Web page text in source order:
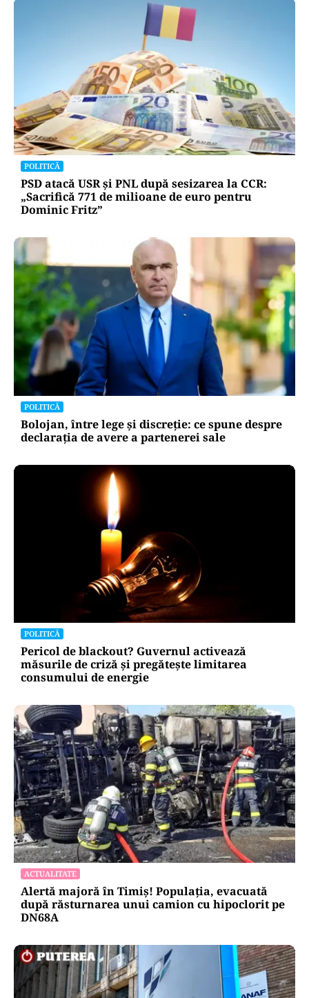
POLITICĂ
PSD atacă USR și PNL după sesizarea la CCR:
„Sacrifică 771 de milioane de euro pentru
Dominic Fritz”
POLITICĂ
Bolojan, între lege și discreție: ce spune despre
declarația de avere a partenerei sale
POLITICĂ
Pericol de blackout? Guvernul activează
măsurile de criză și pregătește limitarea
consumului de energie
ACTUALITATE
Alertă majoră în Timiș! Populația, evacuată
după răsturnarea unui camion cu hipoclorit pe
DN68A